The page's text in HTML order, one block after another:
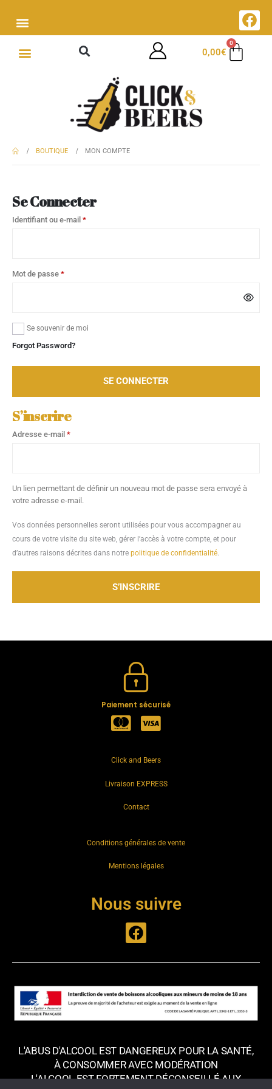
0,00€
0
BOUTIQUE MON COMPTE
Se Connecter
Identifiant ou e-mail *
Mot de passe *
Se souvenir de moi
Forgot Password?
SE CONNECTER
S’inscrire
Adresse e-mail *
Un lien permettant de définir un nouveau mot de passe sera envoyé à
votre adresse e-mail.
Vos données personnelles seront utilisées pour vous accompagner au
cours de votre visite du site web, gérer l’accès à votre compte, et pour
d’autres raisons décrites dans notre politique de confidentialité
S’INSCRIRE
Paiement sécurisé
Click and Beers
Livraison EXPRESS
Contact
Conditions générales de vente
Mentions légales
Nous suivre
L'ABUS D'ALCOOL EST DANGEREUX POUR LA SANTÉ,
À CONSOMMER AVEC MODÉRATION
L'ALCOOL EST FORTEMENT DÉCONSEILLÉ AUX